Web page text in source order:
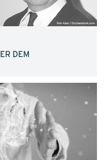
DEM